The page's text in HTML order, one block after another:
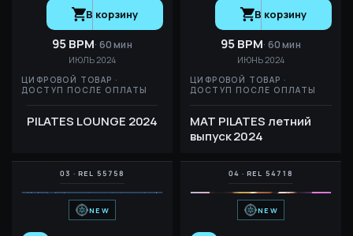
В корзину
ЦИФРОВОЙ ТОВАР ·
ДОСТУП ПОСЛЕ ОПЛАТЫ
PILATES LOUNGE 2024
ИЮЛЬ 2024
95 BPM 60 мин
В корзину
ЦИФРОВОЙ ТОВАР ·
ДОСТУП ПОСЛЕ ОПЛАТЫ
MAT PILATES летний
выпуск 2024
ИЮНЬ 2024
95 BPM 60 мин
NEW NEW